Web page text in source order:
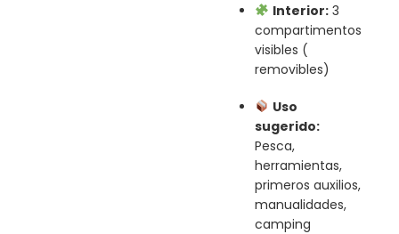
Interior: 3
compartimentos
visibles (
removibles)
Uso
sugerido:
Pesca,
herramientas,
primeros auxilios,
manualidades,
camping